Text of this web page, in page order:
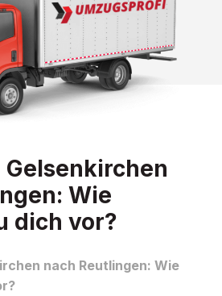
Wie
dich vor?
nach Reutlingen: Wie